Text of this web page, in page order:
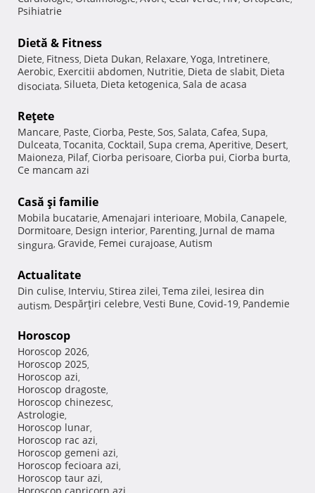
Psihiatrie
Dietă & Fitness
Diete, Fitness, Dieta Dukan, Relaxare, Yoga, Intretinere,
Aerobic, Exercitii abdomen, Nutritie, Dieta de slabit, Dieta
disociata, Silueta, Dieta ketogenica, Sala de acasa
Reţete
Mancare, Paste, Ciorba, Peste, Sos, Salata, Cafea, Supa,
Dulceata, Tocanita, Cocktail, Supa crema, Aperitive, Desert,
Maioneza, Pilaf, Ciorba perisoare, Ciorba pui, Ciorba burta,
Ce mancam azi
Casă şi familie
Mobila bucatarie, Amenajari interioare, Mobila, Canapele,
Dormitoare, Design interior, Parenting, Jurnal de mama
singura, Gravide, Femei curajoase, Autism
Actualitate
Din culise, Interviu, Stirea zilei, Tema zilei, Iesirea din
autism, Despărţiri celebre, Vesti Bune, Covid-19, Pandemie
Horoscop
Horoscop 2026,
Horoscop 2025,
Horoscop azi,
Horoscop dragoste,
Horoscop chinezesc,
Astrologie,
Horoscop lunar,
Horoscop rac azi,
Horoscop gemeni azi,
Horoscop fecioara azi,
Horoscop taur azi,